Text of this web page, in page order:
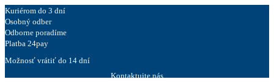
Kuriérom do 3 dní
Osobný odber
Odborne poradíme
Platba 24pay
Možnosť vrátiť do 14 dní
Kontaktujte nás